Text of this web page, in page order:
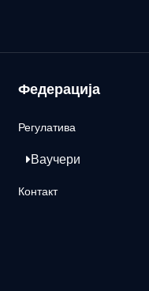
Федерација
Регулатива
Ваучери
Контакт